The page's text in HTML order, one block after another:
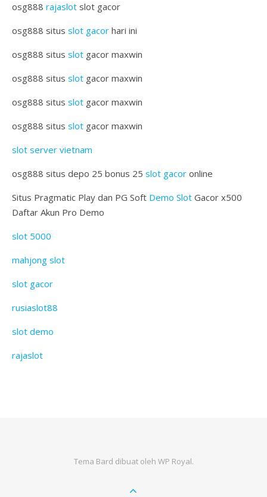
osg888 rajaslot slot gacor
osg888 situs slot gacor hari ini
osg888 situs slot gacor maxwin
osg888 situs slot gacor maxwin
osg888 situs slot gacor maxwin
osg888 situs slot gacor maxwin
slot server vietnam
osg888 situs depo 25 bonus 25 slot gacor online
Situs Pragmatic Play dan PG Soft Demo Slot Gacor x500
Daftar Akun Pro Demo
slot 5000
mahjong slot
slot gacor
rusiaslot88
slot demo
rajaslot
Tema Bard dibuat oleh WP Royal.